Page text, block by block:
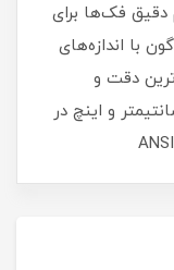
فک‌ها برای
با اندازه‌های
دقت و
و اینچ در